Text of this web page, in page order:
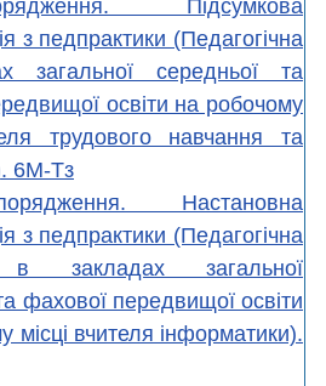
Підсумкова
з педпрактики (Педагогічна
загальної середньої та
освіти на робочому
трудового навчання та
6М-Тз
Настановна
з педпрактики (Педагогічна
в закладах загальної
фахової передвищої освіти
місці вчителя інформатики).